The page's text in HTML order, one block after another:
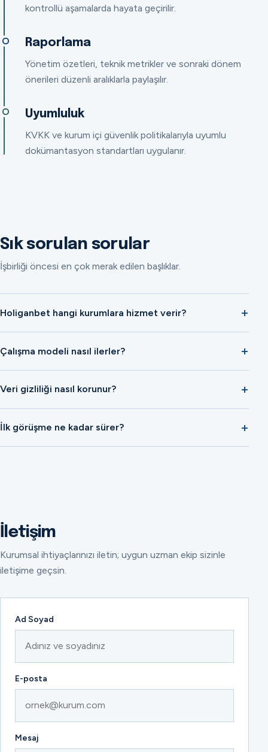
kontrollü aşamalarda hayata geçirilir.
Raporlama
Yönetim özetleri, teknik metrikler ve sonraki dönem
önerileri düzenli aralıklarla paylaşılır.
Uyumluluk
KVKK ve kurum içi güvenlik politikalarıyla uyumlu
dokümantasyon standartları uygulanır.
Sık sorulan sorular
İşbirliği öncesi en çok merak edilen başlıklar.
Holiganbet hangi kurumlara hizmet verir?
Çalışma modeli nasıl ilerler?
Veri gizliliği nasıl korunur?
İlk görüşme ne kadar sürer?
İletişim
Kurumsal ihtiyaçlarınızı iletin; uygun uzman ekip sizinle
iletişime geçsin.
Ad Soyad
E-posta
Mesaj